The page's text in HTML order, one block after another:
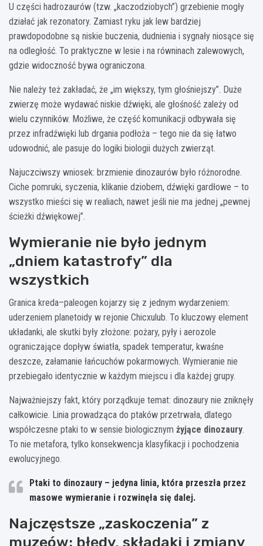
U części hadrozaurów (tzw. „kaczodziobych”) grzebienie mogły
działać jak rezonatory. Zamiast ryku jak lew bardziej
prawdopodobne są niskie buczenia, dudnienia i sygnały niosące się
na odległość. To praktyczne w lesie i na równinach zalewowych,
gdzie widoczność bywa ograniczona.
Nie należy też zakładać, że „im większy, tym głośniejszy”. Duże
zwierzę może wydawać niskie dźwięki, ale głośność zależy od
wielu czynników. Możliwe, że część komunikacji odbywała się
przez infradźwięki lub drgania podłoża – tego nie da się łatwo
udowodnić, ale pasuje do logiki biologii dużych zwierząt.
Najuczciwszy wniosek: brzmienie dinozaurów było różnorodne.
Ciche pomruki, syczenia, klikanie dziobem, dźwięki gardłowe – to
wszystko mieści się w realiach, nawet jeśli nie ma jednej „pewnej
ścieżki dźwiękowej”.
Wymieranie nie było jednym
„dniem katastrofy” dla
wszystkich
Granica kreda–paleogen kojarzy się z jednym wydarzeniem:
uderzeniem planetoidy w rejonie Chicxulub. To kluczowy element
układanki, ale skutki były złożone: pożary, pyły i aerozole
ograniczające dopływ światła, spadek temperatur, kwaśne
deszcze, załamanie łańcuchów pokarmowych. Wymieranie nie
przebiegało identycznie w każdym miejscu i dla każdej grupy.
Najważniejszy fakt, który porządkuje temat: dinozaury nie zniknęły
całkowicie. Linia prowadząca do ptaków przetrwała, dlatego
współczesne ptaki to w sensie biologicznym żyjące dinozaury.
To nie metafora, tylko konsekwencja klasyfikacji i pochodzenia
ewolucyjnego.
Ptaki to dinozaury – jedyna linia, która przeszła przez
masowe wymieranie i rozwinęła się dalej.
Najczęstsze „zaskoczenia” z
muzeów: błędy, składaki i zmiany